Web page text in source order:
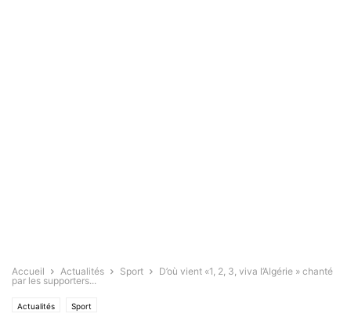
Accueil Actualités Sport
D’où vient «1, 2, 3, viva l’Algérie » chanté
par les supporters...
Actualités Sport